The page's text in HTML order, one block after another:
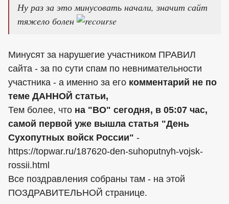
Ну раз за это минусовать начали, значит сайт
тяжело болен
Минусят за нарушегие участником ПРАВИЛ
сайта - за по сути спам по невнимательности
участника - а именно за его комментарий не по
теме ДАННОЙ статьи,
Тем более, что на "ВО" сегодня, в 05:07 час,
самой первой уже вышла статья "День
Сухопутных войск России" -
https://topwar.ru/187620-den-suhoputnyh-vojsk-
rossii.html
Все поздравления собраны там - на этой
ПОЗДРАВИТЕЛЬНОЙ странице.